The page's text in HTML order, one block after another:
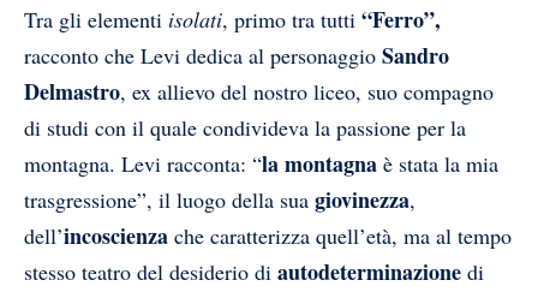
Tra gli elementi isolati, primo tra tutti “Ferro”,
racconto che Levi dedica al personaggio Sandro
Delmastro, ex allievo del nostro liceo, suo compagno
di studi con il quale condivideva la passione per la
montagna. Levi racconta: “la montagna è stata la mia
trasgressione”, il luogo della sua giovinezza,
dell’incoscienza che caratterizza quell’età, ma al tempo
stesso teatro del desiderio di autodeterminazione di